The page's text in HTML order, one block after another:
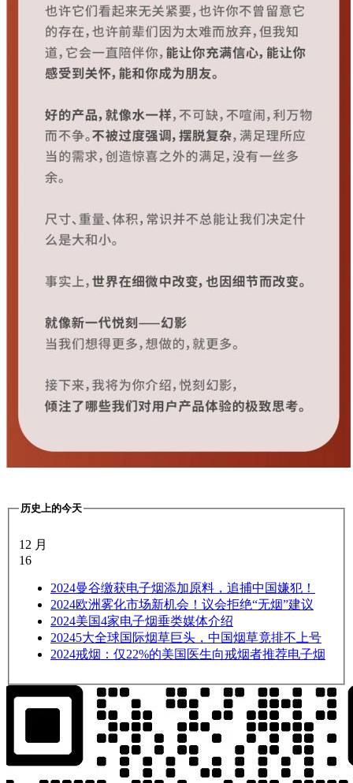
历史上的今天
12 月
16
2024曼谷缴获电子烟添加原料，追捕中国嫌犯！
2024欧洲雾化市场新机会！议会拒绝“无烟”建议
2024美国4家电子烟垂类媒体介绍
20245大全球国际烟草巨头，中国烟草竟排不上号
2024戒烟：仅22%的美国医生向戒烟者推荐电子烟